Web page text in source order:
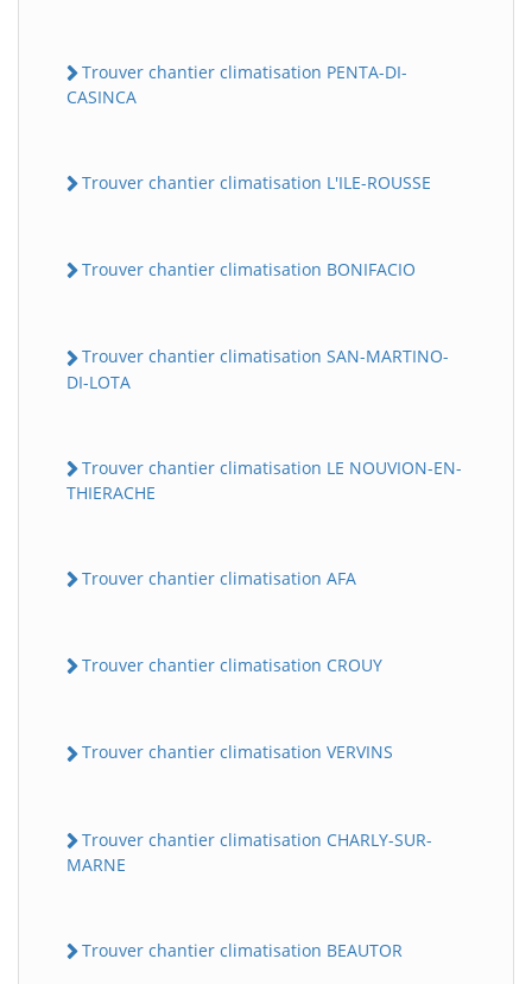
Trouver chantier climatisation PENTA-DI-
CASINCA
Trouver chantier climatisation L'ILE-ROUSSE
Trouver chantier climatisation BONIFACIO
Trouver chantier climatisation SAN-MARTINO-
DI-LOTA
Trouver chantier climatisation LE NOUVION-EN-
THIERACHE
Trouver chantier climatisation AFA
Trouver chantier climatisation CROUY
Trouver chantier climatisation VERVINS
Trouver chantier climatisation CHARLY-SUR-
MARNE
Trouver chantier climatisation BEAUTOR